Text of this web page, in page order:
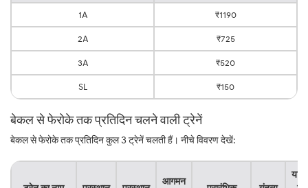
1A ₹1190
2A ₹725
3A ₹520
SL ₹150
बेकल से फेरोके तक प्रतिदिन चलने वाली ट्रेनें
बेकल से फेरोके तक प्रतिदिन कुल 3 ट्रेनें चलती हैं। नीचे विवरण देखें:
आगमन